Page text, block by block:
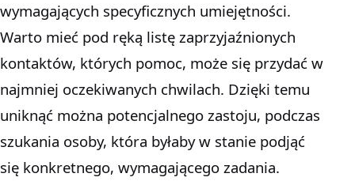
wymagających specyficznych umiejętności.
Warto mieć pod ręką listę zaprzyjaźnionych
kontaktów, których pomoc, może się przydać w
najmniej oczekiwanych chwilach. Dzięki temu
uniknąć można potencjalnego zastoju, podczas
szukania osoby, która byłaby w stanie podjąć
się konkretnego, wymagającego zadania.